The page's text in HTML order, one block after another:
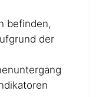
befinden,
der